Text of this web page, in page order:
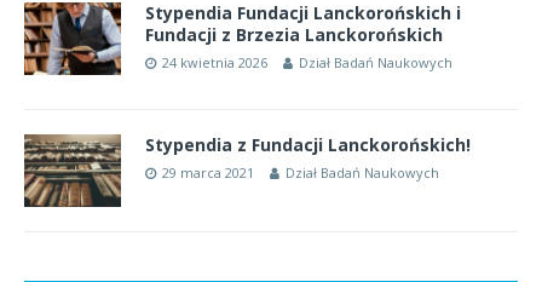
Stypendia Fundacji Lanckorońskich i
Fundacji z Brzezia Lanckorońskich
24 kwietnia 2026 Dział Badań Naukowych
Stypendia z Fundacji Lanckorońskich!
29 marca 2021 Dział Badań Naukowych